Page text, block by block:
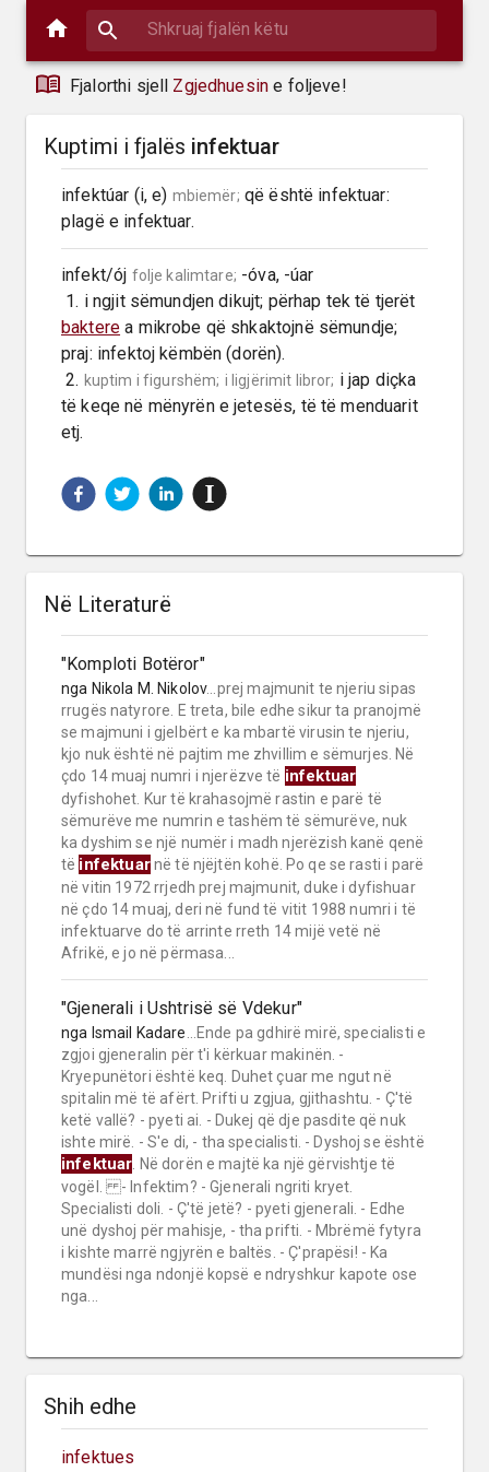
Fjalorthi sjell Zgjedhuesin e foljeve!
Kuptimi i fjalës infektuar
infektúar (i, e) mbiemër; që është infektuar:
plagë e infektuar.
infekt/ój folje kalimtare; -óva, -úar
baktere a mikrobe që shkaktojnë sëmundje;
praj: infektoj këmbën (dorën).
2. kuptim i figurshëm; i ligjërimit libror; i jap diçka
të keqe në mënyrën e jetesës, të të menduarit
etj.
Në Literaturë
"Komploti Botëror"
nga Nikola M. Nikolov...prej majmunit te njeriu sipas
rrugës natyrore. E treta, bile edhe sikur ta pranojmë
se majmuni i gjelbërt e ka mbartë virusin te njeriu,
kjo nuk është në pajtim me zhvillim e sëmurjes. Në
çdo 14 muaj numri i njerëzve të infektuar
dyfishohet. Kur të krahasojmë rastin e parë të
sëmurëve me numrin e tashëm të sëmurëve, nuk
ka dyshim se një numër i madh njerëzish kanë qenë
të infektuarnë të njëjtën kohë. Po qe se rasti i parë
në vitin 1972 rrjedh prej majmunit, duke i dyfishuar
në çdo 14 muaj, deri në fund të vitit 1988 numri i të
infektuarve do të arrinte rreth 14 mijë vetë në
Afrikë, e jo në përmasa...
"Gjenerali i Ushtrisë së Vdekur"
nga Ismail Kadare ...Ende pa gdhirë mirë, specialisti e
zgjoi gjeneralin për t'i kërkuar makinën. -
Kryepunëtori është keq. Duhet çuar me ngut në
spitalin më të afërt. Prifti u zgjua, gjithashtu. - Ç'të
ketë vallë? - pyeti ai. - Dukej që dje pasdite që nuk
ishte mirë. - S'e di, - tha specialisti. - Dyshoj se është
infektuar . Në dorën e majtë ka një gërvishtje të
vogël. - Infektim? - Gjenerali ngriti kryet.
Specialisti doli. - Ç'të jetë? - pyeti gjenerali. - Edhe
unë dyshoj për mahisje, - tha prifti. - Mbrëmë fytyra
i kishte marrë ngjyrën e baltës. - Ç'prapësi! - Ka
mundësi nga ndonjë kopsë e ndryshkur kapote ose
nga...
Shih edhe
infektues